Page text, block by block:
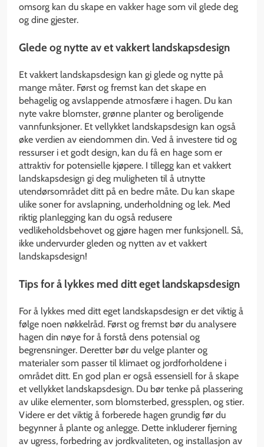
omsorg kan du skape en vakker hage som vil glede deg
og dine gjester.
Glede og nytte av et vakkert landskapsdesign
Et vakkert landskapsdesign kan gi glede og nytte på
mange måter. Først og fremst kan det skape en
behagelig og avslappende atmosfære i hagen. Du kan
nyte vakre blomster, grønne planter og beroligende
vannfunksjoner. Et vellykket landskapsdesign kan også
øke verdien av eiendommen din. Ved å investere tid og
ressurser i et godt design, kan du få en hage som er
attraktiv for potensielle kjøpere. I tillegg kan et vakkert
landskapsdesign gi deg muligheten til å utnytte
utendørsområdet ditt på en bedre måte. Du kan skape
ulike soner for avslapning, underholdning og lek. Med
riktig planlegging kan du også redusere
vedlikeholdsbehovet og gjøre hagen mer funksjonell. Så,
ikke undervurder gleden og nytten av et vakkert
landskapsdesign!
Tips for å lykkes med ditt eget landskapsdesign
For å lykkes med ditt eget landskapsdesign er det viktig å
følge noen nøkkelråd. Først og fremst bør du analysere
hagen din nøye for å forstå dens potensial og
begrensninger. Deretter bør du velge planter og
materialer som passer til klimaet og jordforholdene i
området ditt. En god plan er også essensiell for å skape
et vellykket landskapsdesign. Du bør tenke på plassering
av ulike elementer, som blomsterbed, gressplen, og stier.
Videre er det viktig å forberede hagen grundig før du
begynner å plante og anlegge. Dette inkluderer fjerning
av ugress, forbedring av jordkvaliteten, og installasjon av